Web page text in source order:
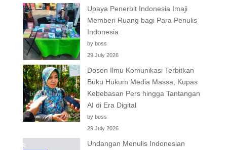
Upaya Penerbit Indonesia Imaji
Memberi Ruang bagi Para Penulis
Indonesia
by boss
29 July 2026
Dosen Ilmu Komunikasi Terbitkan
Buku Hukum Media Massa, Kupas
Kebebasan Pers hingga Tantangan
AI di Era Digital
by boss
29 July 2026
Undangan Menulis Indonesian